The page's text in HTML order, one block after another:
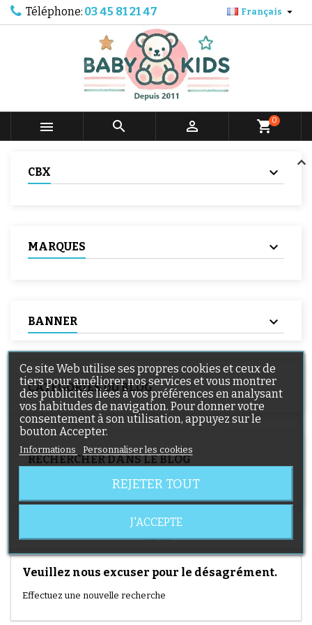
Téléphone: 03 45 81 21 47 Français 
   shopping_cart0
CBX
MARQUES
BANNER
CATÉGORIES DU BLOG
RECHERCHER DANS LE BLOG
CBX
Veuillez nous excuser pour le désagrément.
Effectuez une nouvelle recherche
Ce site Web utilise ses propres cookies et ceux de
tiers pour améliorer nos services et vous montrer
des publicités liées à vos préférences en analysant
vos habitudes de navigation. Pour donner votre
consentement à son utilisation, appuyez sur le
bouton Accepter.
Informations Personnaliser les cookies
REJETER TOUT
J'ACCEPTE